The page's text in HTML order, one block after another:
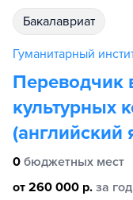
бакалавриат
Гуманитарный
Переводчик
культурных
(английский
0 бюджетных мест
от 260 000 р. за год